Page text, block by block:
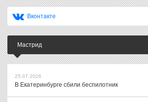
Вконтакте
Мастрид
25.07.2026
В Екатеринбурге сбили беспилотник